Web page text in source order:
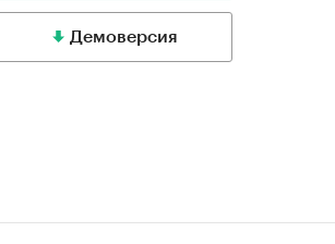
Демоверсия